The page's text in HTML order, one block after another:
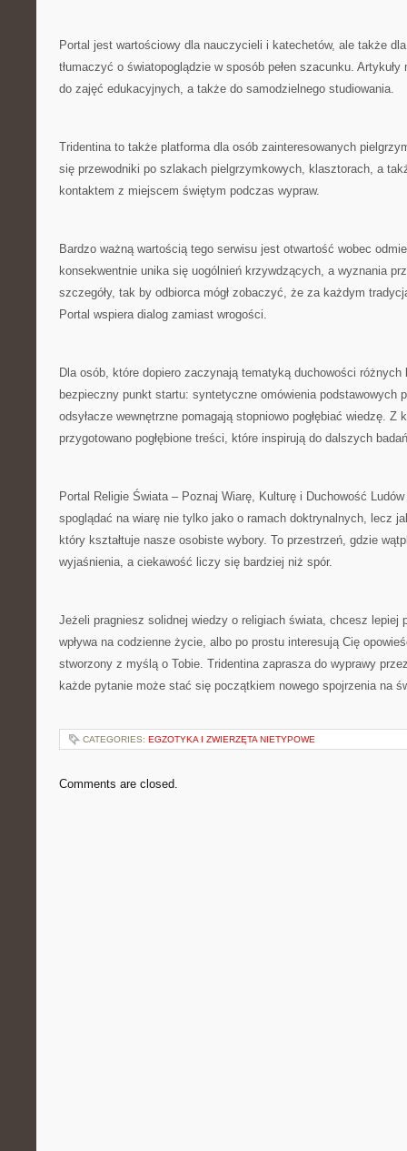
Portal jest wartościowy dla nauczycieli i katechetów, ale także
tłumaczyć o światopoglądzie w sposób pełen szacunku.
do zajęć edukacyjnych, a także do samodzielnego studiowania.
Tridentina to także platforma dla osób zainteresowanych
się przewodniki po szlakach pielgrzymkowych, klasztorach, a
kontaktem z miejscem świętym podczas wypraw.
Bardzo ważną wartością tego serwisu jest otwartość wobec
konsekwentnie unika się uogólnień krzywdzących, a wyznania
szczegóły, tak by odbiorca mógł zobaczyć, że za każdym
Portal wspiera dialog zamiast wrogości.
Dla osób, które dopiero zaczynają tematyką duchowości różnych
bezpieczny punkt startu: syntetyczne omówienia podstawowych
odsyłacze wewnętrzne pomagają stopniowo pogłębiać wiedzę. Z
przygotowano pogłębione treści, które inspirują do dalszych
Portal Religie Świata – Poznaj Wiarę, Kulturę i Duchowość
spoglądać na wiarę nie tylko jako o ramach doktrynalnych, lecz
który kształtuje nasze osobiste wybory. To przestrzeń, gdzie
wyjaśnienia, a ciekawość liczy się bardziej niż spór.
Jeżeli pragniesz solidnej wiedzy o religiach świata, chcesz lepiej
wpływa na codzienne życie, albo po prostu interesują Cię
stworzony z myślą o Tobie. Tridentina zaprasza do wyprawy
każde pytanie może stać się początkiem nowego spojrzenia na
CATEGORIES: EGZOTYKA I ZWIERZĘTA NIETYPOWE
Comments are closed.